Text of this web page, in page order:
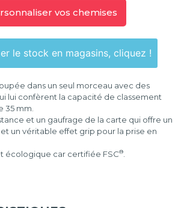
vos chemises
Pour vérifier le stock en magasins, cliquez !
dans un seul morceau avec des
lui confèrent la capacité de classement
35 mm.
et un gaufrage de la carte qui offre un
un véritable effet grip pour la prise en
écologique car certifiée FSC®